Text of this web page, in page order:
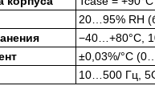
20…95% RH
−40…+80°C,
±0,03%/°C
10…500 Гц,